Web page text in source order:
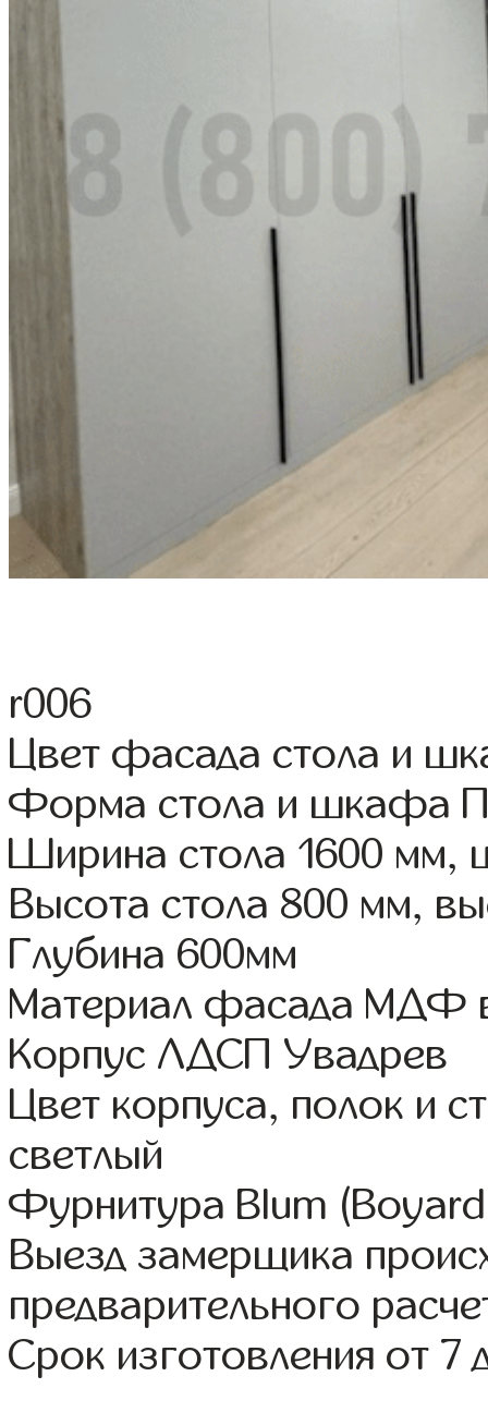
r006
Цвет фасада стола и
Форма стола и шкафа
Ширина стола 1600
Высота стола 800 мм,
Глубина 600мм
Материал фасада МДФ
Корпус ЛДСП Увадрев
Цвет корпуса, полок и
светлый
Фурнитура Blum
Выезд замерщика
предварительного
Срок изготовления от 7